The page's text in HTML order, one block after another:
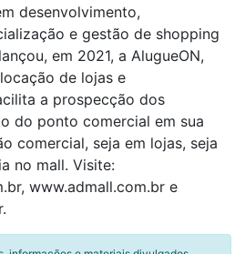
desenvolvimento,
e gestão de shopping
em 2021, a AlugueON,
de lojas e
a prospecção dos
do ponto comercial em sua
comercial, seja em lojas, seja
no mall. Visite:
www.admall.com.br e